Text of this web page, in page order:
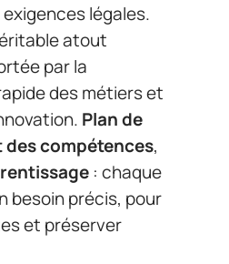
légales.
atout
par la
des métiers et
Plan de
compétences,
: chaque
besoin précis, pour
et préserver